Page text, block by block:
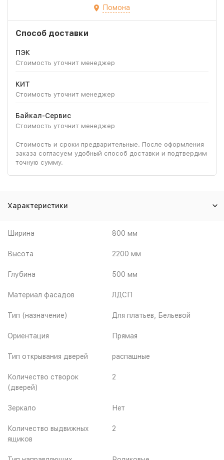
Помона
Способ доставки
ПЭК
Стоимость уточнит менеджер
КИТ
Стоимость уточнит менеджер
Байкал-Сервис
Стоимость уточнит менеджер
Стоимость и сроки предварительные. После оформления
заказа согласуем удобный способ доставки и подтвердим
точную сумму.
Характеристики
Ширина 800 мм
Высота 2200 мм
Глубина 500 мм
Материал фасадов ЛДСП
Тип (назначение) Для платьев, Бельевой
Ориентация Прямая
Тип открывания дверей распашные
Количество створок
(дверей)
2
Зеркало Нет
Количество выдвижных
ящиков
2